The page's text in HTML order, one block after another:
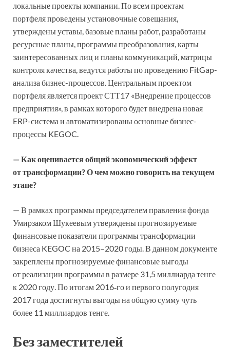
локальные проекты компании. По всем проектам
портфеля проведены установочные совещания,
утверждены уставы, базовые планы работ, разработаны
ресурсные планы, программы преобразования, карты
заинтересованных лиц и планы коммуникаций, матрицы
контроля качества, ведутся работы по проведению FitGap-
анализа бизнес-процессов. Центральным проектом
портфеля является проект СТТ17 «Внедрение процессов
предприятия», в рамках которого будет внедрена новая
ERP-система и автоматизированы основные бизнес-
процессы KEGOC.
— Как оценивается общий экономический эффект
от трансформации? О чем можно говорить на текущем
этапе?
— В рамках программы председателем правления фонда
Умирзаком Шукеевым утверждены прогнозируемые
финансовые показатели программы трансформации
бизнеса KEGOC на 2015–2020 годы. В данном документе
закреплены прогнозируемые финансовые выгоды
от реализации программы в размере 31,5 миллиарда тенге
к 2020 году. По итогам 2016‑го и первого полугодия
2017 года достигнуты выгоды на общую сумму чуть
более 11 миллиардов тенге.
Без заместителей